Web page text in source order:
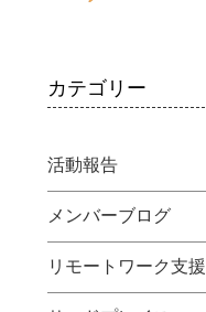
カテゴリー
活動報告
メンバーブログ
リモートワーク支援